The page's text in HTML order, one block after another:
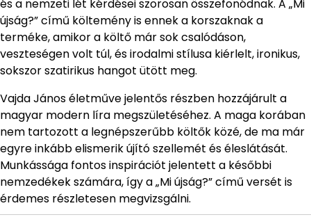
és a nemzeti lét kérdései szorosan összefonódnak. A „Mi
újság?” című költemény is ennek a korszaknak a
terméke, amikor a költő már sok csalódáson,
veszteségen volt túl, és irodalmi stílusa kiérlelt, ironikus,
sokszor szatirikus hangot ütött meg.
Vajda János életműve jelentős részben hozzájárult a
magyar modern líra megszületéséhez. A maga korában
nem tartozott a legnépszerűbb költők közé, de ma már
egyre inkább elismerik újító szellemét és éleslátását.
Munkássága fontos inspirációt jelentett a későbbi
nemzedékek számára, így a „Mi újság?” című versét is
érdemes részletesen megvizsgálni.